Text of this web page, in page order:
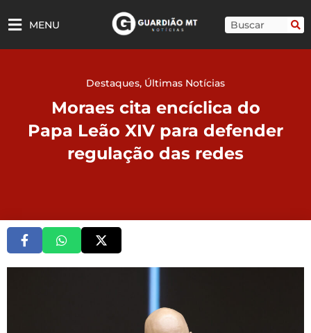
para
MENU Pesquisar
Destaques, Últimas Notícias
Moraes cita encíclica do
Papa Leão XIV para defender
regulação das redes